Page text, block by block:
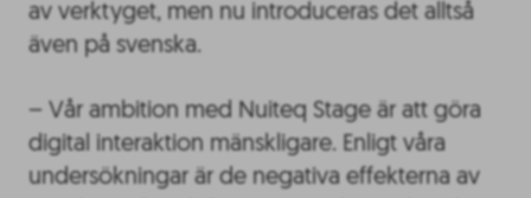
av verktyget, men nu introduceras det alltså
även på svenska.
– Vår ambition med Nuiteq Stage är att göra
digital interaktion mänskligare. Enligt våra
undersökningar är de negativa effekterna av